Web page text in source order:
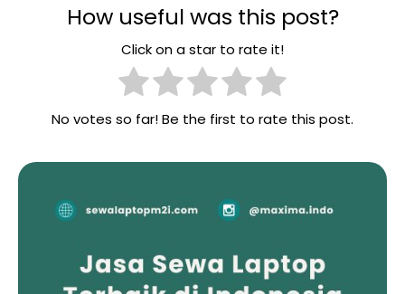
How useful was this post?
Click on a star to rate it!
No votes so far! Be the first to rate this post.